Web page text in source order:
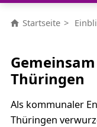
Startseite
Thüringen
Als kommunaler
Thüringen